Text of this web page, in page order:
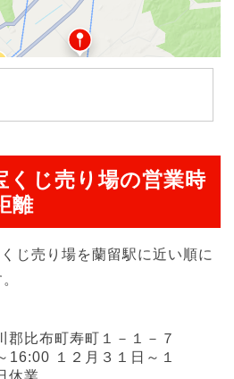
くじ売り場の営業時
離
じ売り場を蘭留駅に近い順に
郡比布町寿町１－１－７
16:00 １２月３１日～１